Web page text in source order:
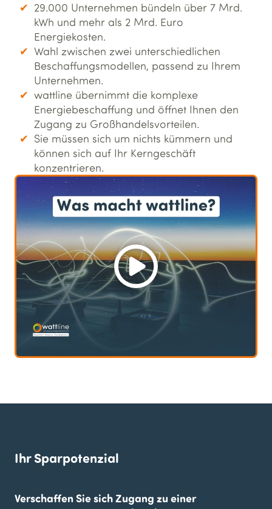
29.000 Unternehmen bündeln über 7 Mrd.
kWh und mehr als 2 Mrd. Euro
Energiekosten.
Wahl zwischen zwei unterschiedlichen
Beschaffungsmodellen, passend zu Ihrem
Unternehmen.
wattline übernimmt die komplexe
Energiebeschaffung und öffnet Ihnen den
Zugang zu Großhandelsvorteilen.
Sie müssen sich um nichts kümmern und
können sich auf Ihr Kerngeschäft
konzentrieren.
Ihr Sparpotenzial
Verschaffen Sie sich Zugang zu einer